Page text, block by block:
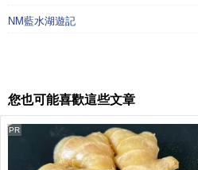
NM藍水湖遊記
您也可能喜歡這些文章
PR